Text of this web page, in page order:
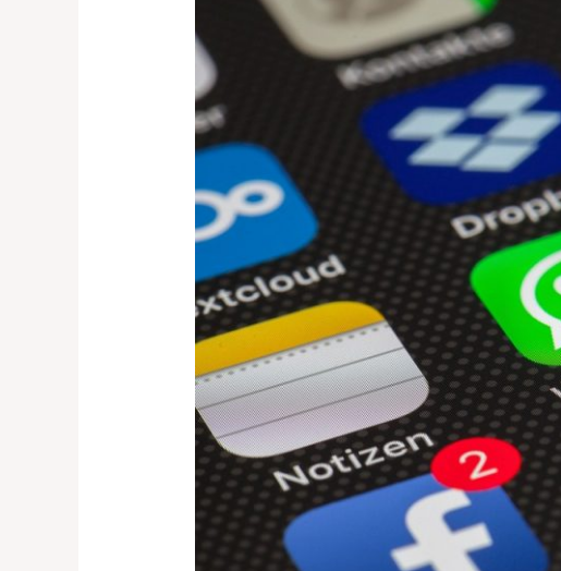
Tipo
WhatsApp®
en
tus
Procesos
de
Negocio:
Una
Estrategia
Inteligente